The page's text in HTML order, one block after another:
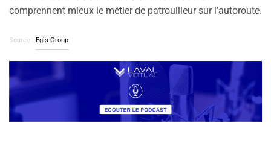
comprennent mieux le métier de patrouilleur sur l’autoroute.
Source : Egis Group